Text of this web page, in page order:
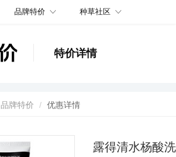
品牌特价 种草社区
特价详情
品牌特价 优惠详情
露得清水杨酸